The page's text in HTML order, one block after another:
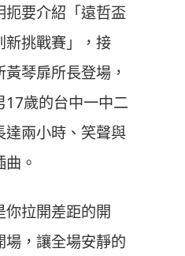
要介紹「遠哲盃
新挑戰賽」，接
琴扉所長登場，
17歲的台中一中二
達兩小時、笑聲與
。
你拉開差距的開
，讓全場安靜的